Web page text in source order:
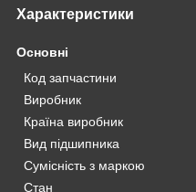
Характеристики
Основні
Код запчастини
Виробник
Країна виробник
Вид підшипника
Сумісність з маркою
Стан